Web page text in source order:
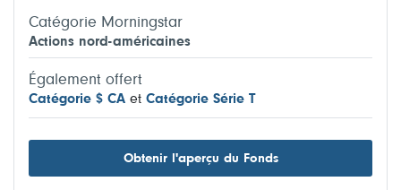
Catégorie Morningstar
Actions nord-américaines
Également offert
Catégorie $ CA et Catégorie Série T
Obtenir l'aperçu du Fonds